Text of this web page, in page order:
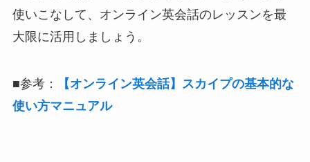
使いこなして、オンライン英会話のレッスンを最
大限に活用しましょう。
■参考：
【オンライン英会話】スカイプの基本的な
使い方マニュアル